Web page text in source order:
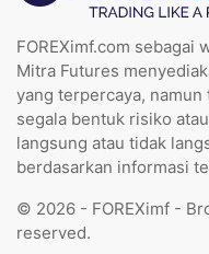
FOREXimf.com sebagai
Mitra Futures
yang terpercaya,
segala bentuk risiko
langsung atau tidak
berdasarkan informasi
© 2026 - FOREXimf -
reserved.